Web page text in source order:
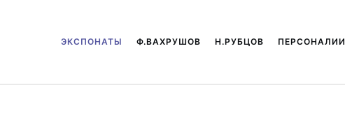
ЭКСПОНАТЫ Ф.ВАХРУШОВ Н.РУБЦОВ ПЕРСОНАЛИИ